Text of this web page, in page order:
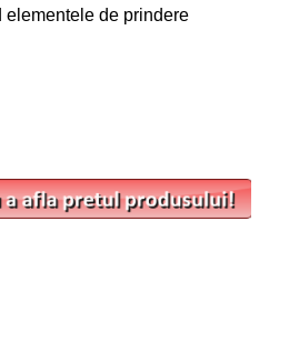
elementele de prindere